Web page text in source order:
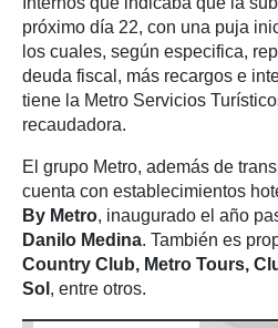
próximo día 22, con una puja
los cuales, según especifica,
deuda fiscal, más recargos e
tiene la Metro Servicios
recaudadora.
El grupo Metro, además de
cuenta con establecimientos
By Metro, inaugurado el año
Danilo Medina. También es
Country Club, Metro Tours,
Sol , entre otros.